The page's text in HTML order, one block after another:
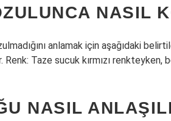
NASIL
anlamak için aşağıdaki
Renk: Taze sucuk kırmızı
NASIL